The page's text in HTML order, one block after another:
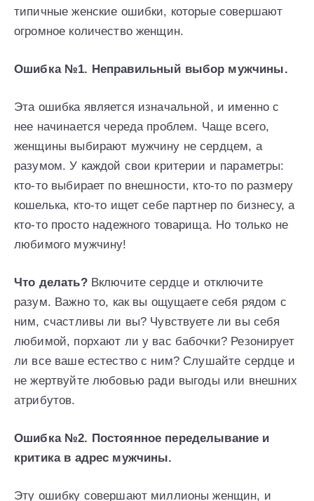
типичные женские ошибки, которые совершают
огромное количество женщин.
Ошибка №1. Неправильный выбор мужчины.
Эта ошибка является изначальной, и именно с
нее начинается череда проблем. Чаще всего,
женщины выбирают мужчину не сердцем, а
разумом. У каждой свои критерии и параметры:
кто-то выбирает по внешности, кто-то по размеру
кошелька, кто-то ищет себе партнер по бизнесу, а
кто-то просто надежного товарища. Но только не
любимого мужчину!
Что делать?Включите сердце и отключите
разум. Важно то, как вы ощущаете себя рядом с
ним, счастливы ли вы? Чувствуете ли вы себя
любимой, порхают ли у вас бабочки? Резонирует
ли все ваше естество с ним? Слушайте сердце и
не жертвуйте любовью ради выгоды или внешних
атрибутов.
Ошибка №2. Постоянное переделывание и
критика в адрес мужчины.
Эту ошибку совершают миллионы женщин, и